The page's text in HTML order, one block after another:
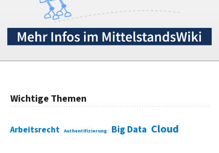
Wichtige Themen
Arbeitsrecht Authentifizierung Big Data Cloud